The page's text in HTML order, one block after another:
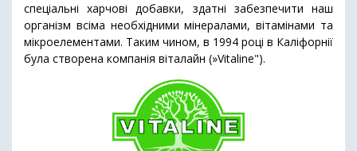
спеціальні харчові добавки, здатні забезпечити наш
організм всіма необхідними мінералами, вітамінами та
мікроелементами. Таким чином, в 1994 році в Каліфорнії
була створена компанія віталайн (»Vitaline").